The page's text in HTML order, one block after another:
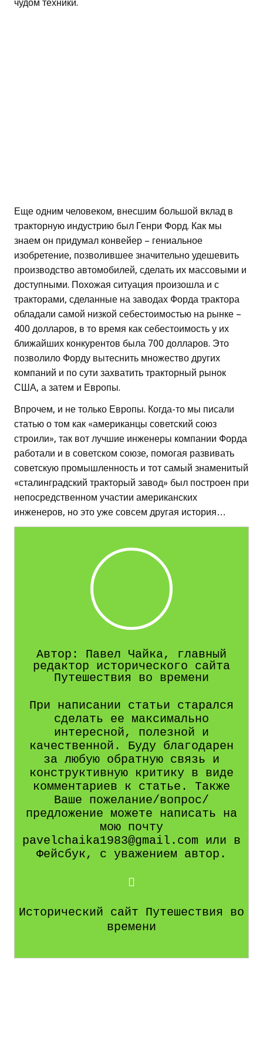
чудом техники.
Еще одним человеком, внесшим большой вклад в
тракторную индустрию был Генри Форд. Как мы
знаем он придумал конвейер – гениальное
изобретение, позволившее значительно удешевить
производство автомобилей, сделать их массовыми и
доступными. Похожая ситуация произошла и с
тракторами, сделанные на заводах Форда трактора
обладали самой низкой себестоимостью на рынке –
400 долларов, в то время как себестоимость у их
ближайших конкурентов была 700 долларов. Это
позволило Форду вытеснить множество других
компаний и по сути захватить тракторный рынок
США, а затем и Европы.
Впрочем, и не только Европы. Когда-то мы писали
статью о том как «американцы советский союз
строили», так вот лучшие инженеры компании Форда
работали и в советском союзе, помогая развивать
советскую промышленность и тот самый знаменитый
«сталинградский тракторый завод» был построен при
непосредственном участии американских
инженеров, но это уже совсем другая история…
Автор: Павел Чайка, главный
редактор исторического сайта
Путешествия во времени
При написании статьи старался
сделать ее максимально
интересной, полезной и
качественной. Буду благодарен
за любую обратную связь и
конструктивную критику в виде
комментариев к статье. Также
Ваше пожелание/вопрос/
предложение можете написать на
мою почту
pavelchaika1983@gmail.com или в
Фейсбук, с уважением автор.
Исторический сайт Путешествия во
времени